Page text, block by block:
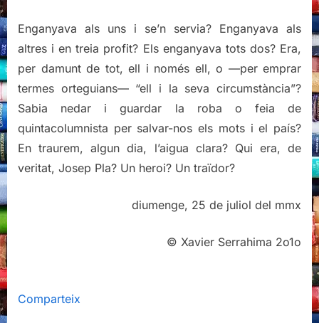
Enganyava als uns i se’n servia? Enganyava als
altres i en treia profit? Els enganyava tots dos? Era,
per damunt de tot, ell i només ell, o —per emprar
termes orteguians— “ell i la seva circumstància”?
Sabia nedar i guardar la roba o feia de
quintacolumnista per salvar-nos els mots i el país?
En traurem, algun dia, l’aigua clara? Qui era, de
veritat, Josep Pla? Un heroi? Un traïdor?
diumenge, 25 de juliol del mmx
© Xavier Serrahima 2o1o
Comparteix